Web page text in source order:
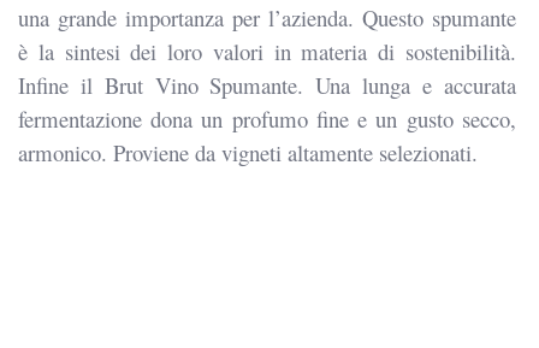
una grande importanza per l’azienda. Questo spumante
è la sintesi dei loro valori in materia di sostenibilità.
Infine il Brut Vino Spumante. Una lunga e accurata
fermentazione dona un profumo fine e un gusto secco,
armonico. Proviene da vigneti altamente selezionati.